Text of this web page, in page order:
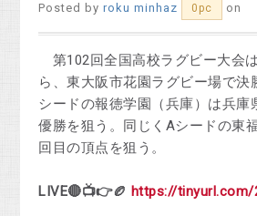
Posted byroku minhaz 0pc on
第102回全国高校ラグビー大会
ら、東大阪市花園ラグビー場で決
シードの報徳学園（兵庫）は兵庫
優勝を狙う。同じくAシードの東
回目の頂点を狙う。
LIVE🔴📺👉🏉 https://tinyurl.com/